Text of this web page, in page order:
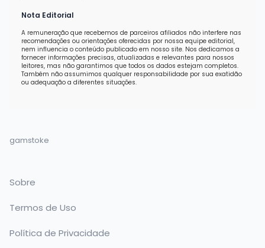
Nota Editorial
A remuneração que recebemos de parceiros afiliados não interfere nas
recomendações ou orientações oferecidas por nossa equipe editorial,
nem influencia o conteúdo publicado em nosso site. Nos dedicamos a
fornecer informações precisas, atualizadas e relevantes para nossos
leitores, mas não garantimos que todos os dados estejam completos.
Também não assumimos qualquer responsabilidade por sua exatidão
ou adequação a diferentes situações.
gamstoke
Sobre
Termos de Uso
Política de Privacidade